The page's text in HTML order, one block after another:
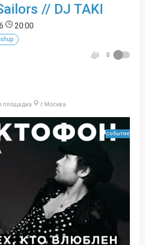
// DJ TAKI
20:00
0
площадка г Москва
событие